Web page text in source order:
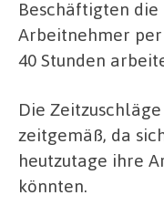
Beschäftigten
Arbeitnehmer
40 Stunden
Die
zeitgemäß, da
heutzutage ihre
könnten.